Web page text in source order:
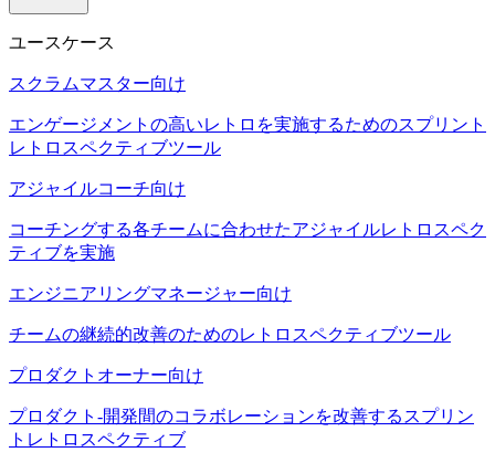
ユースケース
スクラムマスター向け
エンゲージメントの高いレトロを実施するためのスプリント
レトロスペクティブツール
アジャイルコーチ向け
コーチングする各チームに合わせたアジャイルレトロスペク
ティブを実施
エンジニアリングマネージャー向け
チームの継続的改善のためのレトロスペクティブツール
プロダクトオーナー向け
プロダクト-開発間のコラボレーションを改善するスプリン
トレトロスペクティブ